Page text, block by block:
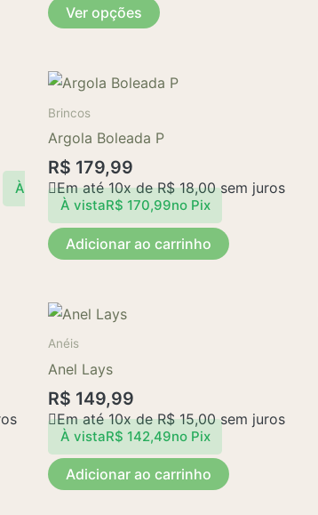
Ver opções
podem
na
do
À
Brincos
Argola Boleada P
R$ 179,99
Em até 10x deR$18,00sem juros
À vistaR$ 170,99no Pix
Adicionar ao carrinho
Anéis
Anel Lays
R$ 149,99
Em até 10x deR$15,00sem juros
À vistaR$ 142,49no Pix
Adicionar ao carrinho